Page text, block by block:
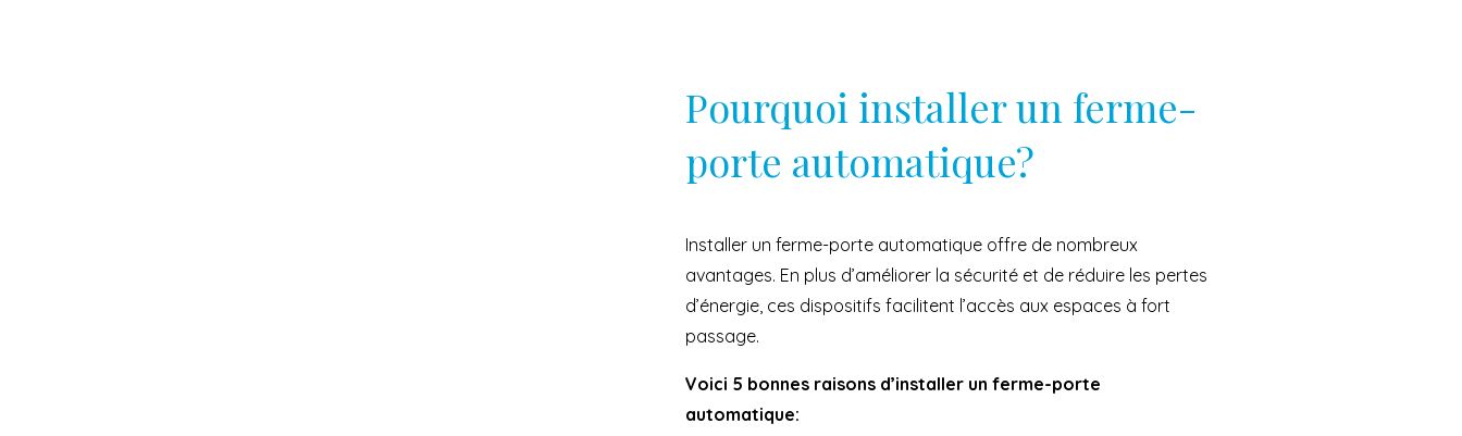
Pourquoi installer un ferme-
porte automatique?
Installer un ferme-porte automatique offre de nombreux
avantages. En plus d’améliorer la sécurité et de réduire les pertes
d’énergie, ces dispositifs facilitent l’accès aux espaces à fort
passage.
Voici 5 bonnes raisons d’installer un ferme-porte
automatique: